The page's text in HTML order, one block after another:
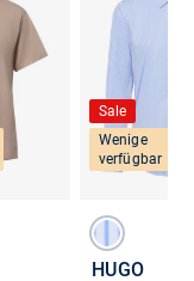
Sale
Wenige
verfügbar
HUGO